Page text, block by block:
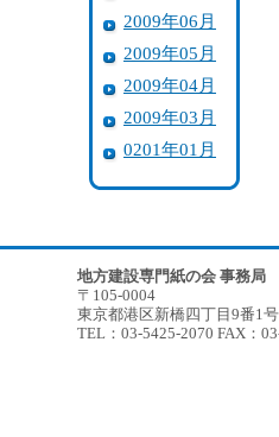
2009年06月
2009年05月
2009年04月
2009年03月
0201年01月
地方建設専門紙の会 事務局
〒105-0004
東京都港区新橋四丁目9番1
TEL：03-5425-2070 FAX：